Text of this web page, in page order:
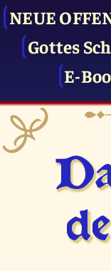
NEUE
Gottes
E-